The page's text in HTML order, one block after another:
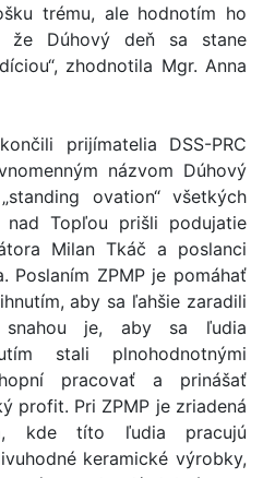
trému, ale hodnotím ho
Dúhový deň sa stane
zhodnotila Mgr. Anna
prijímatelia DSS-PRC
názvom Dúhový
ovation“ všetkých
Topľou prišli podujatie
Milan Tkáč a poslanci
Poslaním ZPMP je pomáhať
aby sa ľahšie zaradili
je, aby sa ľudia
stali plnohodnotnými
pracovať a prinášať
profit. Pri ZPMP je zriadená
kde títo ľudia pracujú
keramické výrobky,